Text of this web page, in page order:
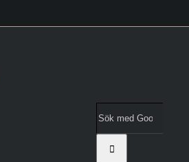
Google: